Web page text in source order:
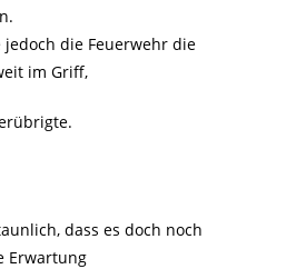
die Feuerwehr die
im Griff,
dass es doch noch
Erwartung